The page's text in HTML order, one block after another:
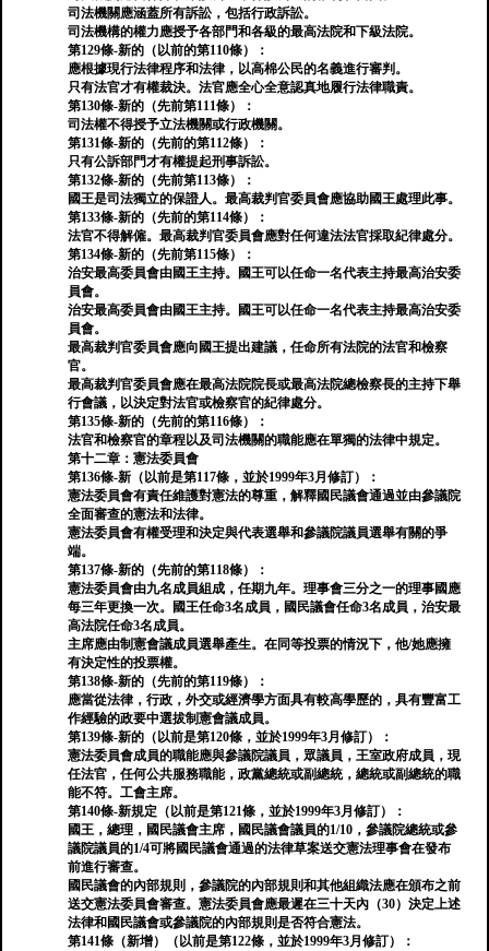
司法機關應涵蓋所有訴訟，包括行政訴訟。
司法機構的權力應授予各部門和各級的最高法院和下級法院。
第129條-新的（以前的第110條）：
應根據現行法律程序和法律，以高棉公民的名義進行審判。
只有法官才有權裁決。法官應全心全意認真地履行法律職責。
第130條-新的（先前第111條）：
司法權不得授予立法機關或行政機關。
第131條-新的（先前的第112條）：
只有公訴部門才有權提起刑事訴訟。
第132條-新的（先前第113條）：
國王是司法獨立的保證人。最高裁判官委員會應協助國王處理此事。
第133條-新的（先前的第114條）：
法官不得解僱。最高裁判官委員會應對任何違法法官採取紀律處分。
第134條-新的（先前第115條）：
治安最高委員會由國王主持。國王可以任命一名代表主持最高治安委
員會。
治安最高委員會由國王主持。國王可以任命一名代表主持最高治安委
員會。
最高裁判官委員會應向國王提出建議，任命所有法院的法官和檢察
官。
最高裁判官委員會應在最高法院院長或最高法院總檢察長的主持下舉
行會議，以決定對法官或檢察官的紀律處分。
第135條-新的（先前的第116條）：
法官和檢察官的章程以及司法機關的職能應在單獨的法律中規定。
第十二章：憲法委員會
第136條-新（以前是第117條，並於1999年3月修訂）：
憲法委員會有責任維護對憲法的尊重，解釋國民議會通過並由參議院
全面審查的憲法和法律。
憲法委員會有權受理和決定與代表選舉和參議院議員選舉有關的爭
端。
第137條-新的（先前的第118條）：
憲法委員會由九名成員組成，任期九年。理事會三分之一的理事國應
每三年更換一次。國王任命3名成員，國民議會任命3名成員，治安最
高法院任命3名成員。
主席應由制憲會議成員選舉產生。在同等投票的情況下，他/她應擁
有決定性的投票權。
第138條-新的（先前的第119條）：
應當從法律，行政，外交或經濟學方面具有較高學歷的，具有豐富工
作經驗的政要中選拔制憲會議成員。
第139條-新的（以前是第120條，並於1999年3月修訂）：
憲法委員會成員的職能應與參議院議員，眾議員，王室政府成員，現
任法官，任何公共服務職能，政黨總統或副總統，總統或副總統的職
能不符。工會主席。
第140條-新規定（以前是第121條，並於1999年3月修訂）：
國王，總理，國民議會主席，國民議會議員的1/10，參議院總統或參
議院議員的1/4可將國民議會通過的法律草案送交憲法理事會在發布
前進行審查。
國民議會的內部規則，參議院的內部規則和其他組織法應在頒布之前
送交憲法委員會審查。憲法委員會應最遲在三十天內（30）決定上述
法律和國民議會或參議院的內部規則是否符合憲法。
第141條（新增）（以前是第122條，並於1999年3月修訂）：